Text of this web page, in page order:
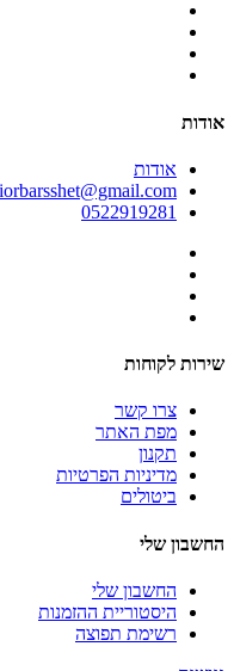
אודות
אודות
0522919281
שירות לקוחות
צרו קשר
מפת האתר
תקנון
מדיניות הפרטיות
ביטולים
החשבון שלי
החשבון שלי
היסטוריית ההזמנות
רשימת תפוצה